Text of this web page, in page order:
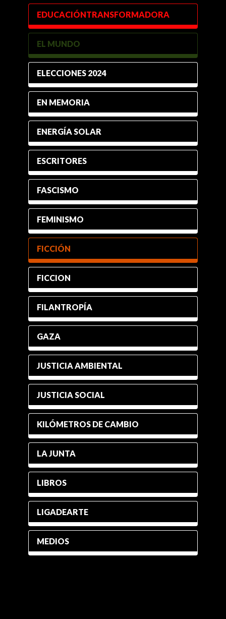
EDUCACIÓNTRANSFORMADORA
EL MUNDO
ELECCIONES 2024
EN MEMORIA
ENERGÍA SOLAR
ESCRITORES
FASCISMO
FEMINISMO
FICCIÓN
FICCION
FILANTROPÍA
GAZA
JUSTICIA AMBIENTAL
JUSTICIA SOCIAL
KILÓMETROS DE CAMBIO
LA JUNTA
LIBROS
LIGADEARTE
MEDIOS